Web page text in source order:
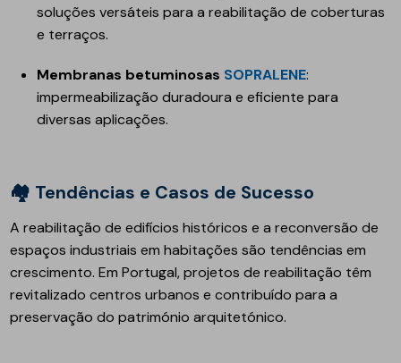
soluções versáteis para a reabilitação de coberturas
e terraços.
Membranas betuminosas SOPRALENE:
impermeabilização duradoura e eficiente para
diversas aplicações.
🏘️ Tendências e Casos de Sucesso
A reabilitação de edifícios históricos e a reconversão de
espaços industriais em habitações são tendências em
crescimento. Em Portugal, projetos de reabilitação têm
revitalizado centros urbanos e contribuído para a
preservação do património arquitetónico.